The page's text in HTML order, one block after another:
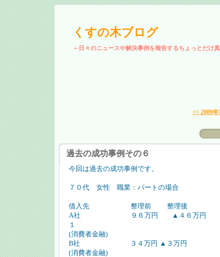
くすの木ブログ
～日々のニュースや解決事例を報告するちょっとだけ
<< 2009年
過去の成功事例その６
今回は過去の成功事例です。
７０代 女性 職業：パートの場合
借入先 整理前 整理後
A社 ９６万円 ▲４６万円
１
(消費者金融)
B社 ３４万円 ▲３万円 H.１
(消費者金融)